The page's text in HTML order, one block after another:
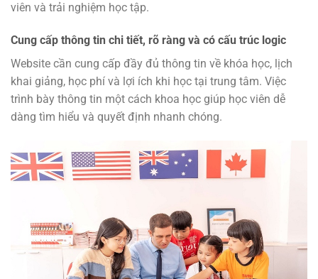
viên và trải nghiệm học tập.
Cung cấp thông tin chi tiết, rõ ràng và có cấu trúc logic
Website cần cung cấp đầy đủ thông tin về khóa học, lịch
khai giảng, học phí và lợi ích khi học tại trung tâm. Việc
trình bày thông tin một cách khoa học giúp học viên dễ
dàng tìm hiểu và quyết định nhanh chóng.